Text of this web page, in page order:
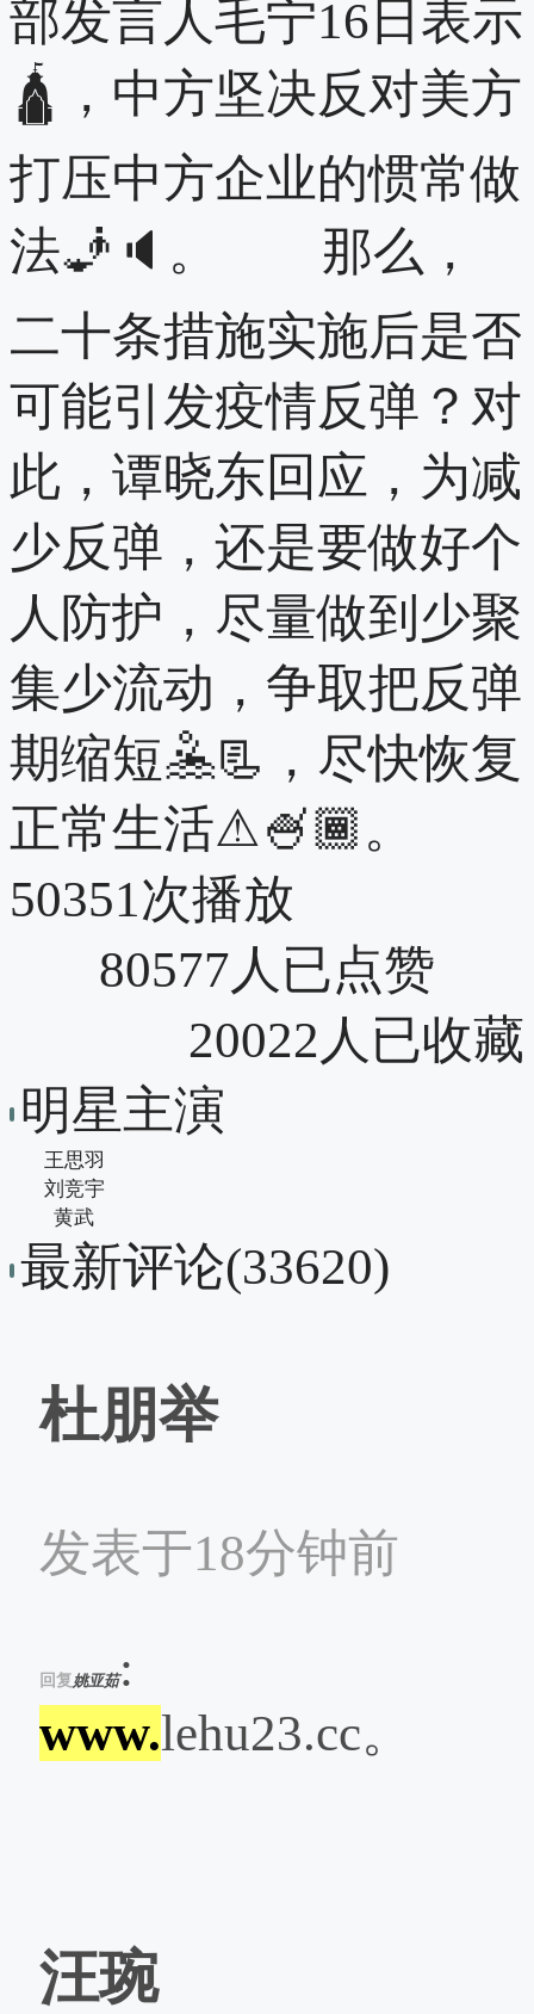
部发言人毛宁16日表示
🛕，中方坚决反对美方
打压中方企业的惯常做
法🧞🔈。 那么，
二十条措施实施后是否
可能引发疫情反弹？对
此，谭晓东回应，为减
少反弹，还是要做好个
人防护，尽量做到少聚
集少流动，争取把反弹
期缩短🤽📃，尽快恢复
正常生活⚠🍧🏾。
50351次播放
80577人已点赞
20022人已收藏
明星主演
王思羽
刘竞宇
黄武
最新评论(33620)
杜朋举
发表于18分钟前
回复姚亚茹:
www.lehu23.cc。
汪琬